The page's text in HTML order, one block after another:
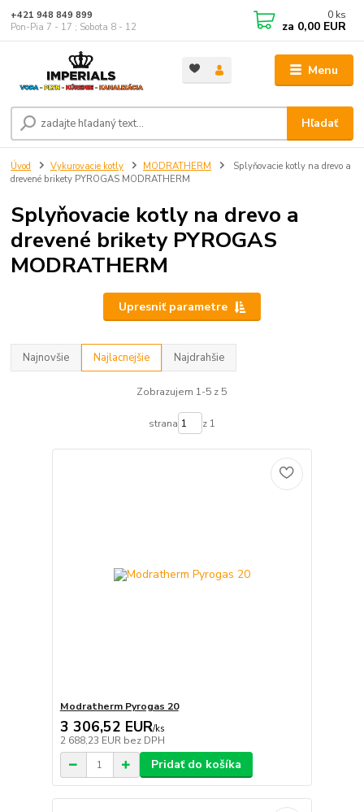
Menu
Hľadať
+421 948 849 899
Pon-Pia 7 - 17 ; Sobota 8 - 12
0 ks
za 0,00 EUR
Úvod Vykurovacie kotly MODRATHERM
Splyňovacie kotly na drevo a
drevené brikety PYROGAS MODRATHERM
Splyňovacie kotly na drevo a
drevené brikety PYROGAS
MODRATHERM
Upresniť parametre
Najnovšie Najlacnejšie Najdrahšie
Zobrazujem 1-5 z 5
strana z 1
Modratherm Pyrogas 20
3 306,52 EUR/ks
2 688,23 EUR bez DPH
Pridať do košíka